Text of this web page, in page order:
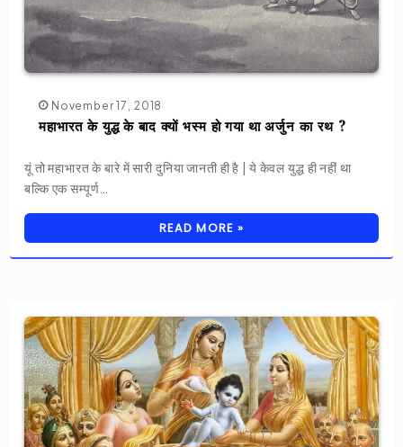
November 17, 2018
महाभारत के युद्ध के बाद क्यों भस्म हो गया था अर्जुन का रथ ?
यूं तो महाभारत के बारे में सारी दुनिया जानती ही है | ये केवल युद्ध ही नहीं था
बल्कि एक सम्पूर्ण…
READ MORE »